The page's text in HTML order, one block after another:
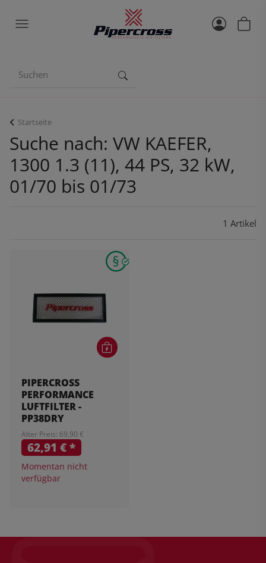
Startseite
Suche nach: VW KAEFER,
1300 1.3 (11), 44 PS, 32 kW,
01/70 bis 01/73
1 Artikel
PIPERCROSS
PERFORMANCE
LUFTFILTER -
PP38DRY
Alter Preis: 69,90 €
62,91 €*
Momentan nicht
verfügbar